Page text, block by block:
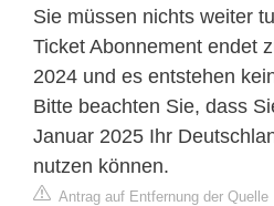
Sie müssen nichts weiter
Ticket Abonnement endet
2024 und es entstehen
Bitte beachten Sie, dass
Januar 2025 Ihr
nutzen können.
Antrag auf Entfernung der Quelle